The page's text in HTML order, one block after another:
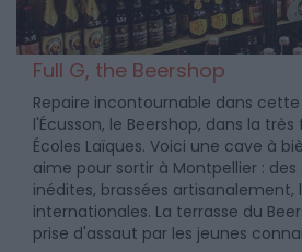
Full G, the Beershop
Repaire incontournable dans
l'Écusson, le Beershop, dans la
Écoles Laïques. Voici une cave à
aime pour sortir à Montpellier :
inédites, brassées artisanalement,
internationales. La terrasse du
prise d'assaut par les jeunes